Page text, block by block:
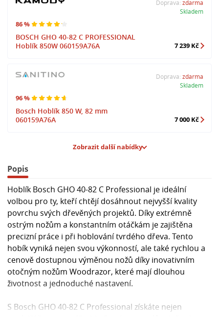
86 %
BOSCH GHO 40-82 C PROFESSIONAL
Hoblík 850W 060159A76A
Doprava: zdarma
Skladem
7 239 Kč
96 %
Bosch Hoblík 850 W, 82 mm
060159A76A
Doprava: zdarma
Skladem
7 000 Kč
Zobrazit další nabídky
Popis
Hoblík Bosch GHO 40-82 C Professional je ideální
volbou pro ty, kteří chtějí dosáhnout nejvyšší kvality
povrchu svých dřevěných projektů. Díky extrémně
ostrým nožům a konstantním otáčkám je zajištěna
precizní práce i při hoblování tvrdého dřeva. Tento
hobík vyniká nejen svou výkonností, ale také rychlou a
cenově dostupnou výměnou nožů díky inovativním
otočným nožům Woodrazor, které mají dlouhou
životnost a jednoduché nastavení.
S Bosch GHO 40-82 C Professional získáte nejen